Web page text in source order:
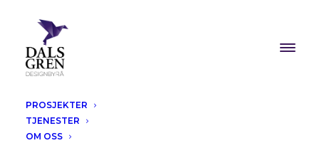
PROSJEKTER
TJENESTER
OM OSS